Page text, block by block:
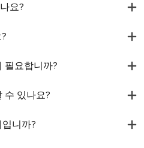
요?
필요합니까?
수 있나요?
니까?